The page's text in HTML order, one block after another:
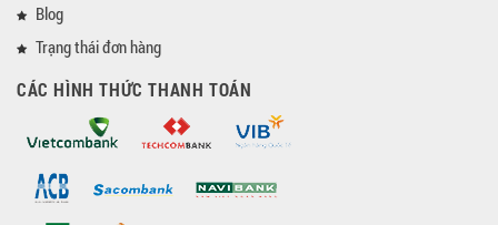
Blog
Trạng thái đơn hàng
CÁC HÌNH THỨC THANH TOÁN